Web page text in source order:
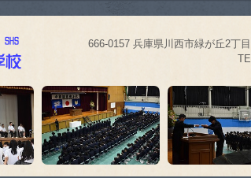
666-0157 兵庫県川西市緑が丘2丁